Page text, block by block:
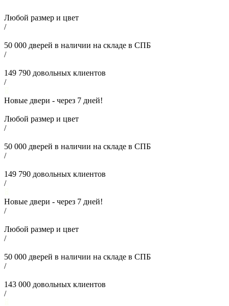
Любой размер и цвет
/
50 000 дверей в наличии на складе в СПБ
/
149 790 довольных клиентов
/
Новые двери - через 7 дней!
Любой размер и цвет
/
50 000 дверей в наличии на складе в СПБ
/
149 790 довольных клиентов
/
Новые двери - через 7 дней!
/
Любой размер и цвет
/
50 000 дверей в наличии на складе в СПБ
/
143 000 довольных клиентов
/